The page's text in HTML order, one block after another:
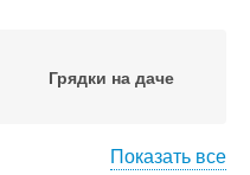
Грядки на даче
Показать все